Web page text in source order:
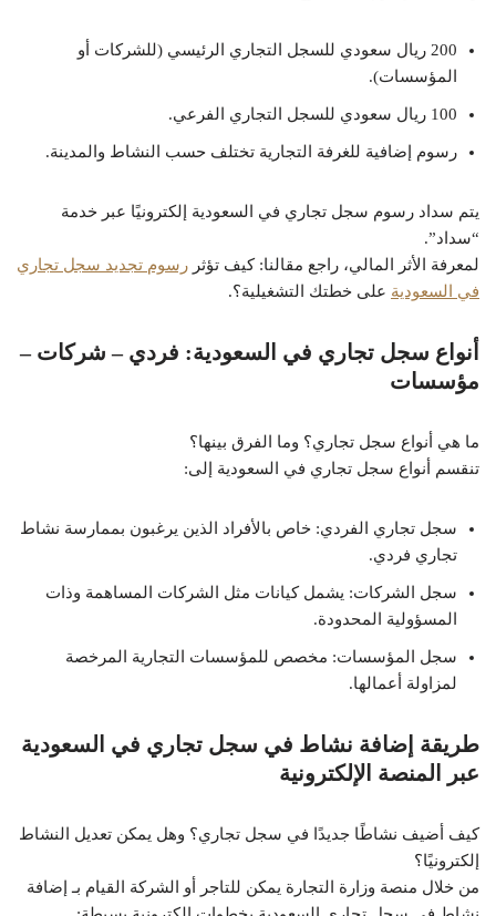
200 ريال سعودي للسجل التجاري الرئيسي (للشركات أو
المؤسسات).
100 ريال سعودي للسجل التجاري الفرعي.
رسوم إضافية للغرفة التجارية تختلف حسب النشاط والمدينة.
يتم سداد رسوم سجل تجاري في السعودية إلكترونيًا عبر خدمة
“سداد”.
لمعرفة الأثر المالي، راجع مقالنا: كيف تؤثر رسوم تجديد سجل تجاري
في السعودية على خطتك التشغيلية؟.
أنواع سجل تجاري في السعودية: فردي – شركات –
مؤسسات
ما هي أنواع سجل تجاري؟ وما الفرق بينها؟
تنقسم أنواع سجل تجاري في السعودية إلى:
سجل تجاري الفردي: خاص بالأفراد الذين يرغبون بممارسة نشاط
تجاري فردي.
سجل الشركات: يشمل كيانات مثل الشركات المساهمة وذات
المسؤولية المحدودة.
سجل المؤسسات: مخصص للمؤسسات التجارية المرخصة
لمزاولة أعمالها.
طريقة إضافة نشاط في سجل تجاري في السعودية
عبر المنصة الإلكترونية
كيف أضيف نشاطًا جديدًا في سجل تجاري؟ وهل يمكن تعديل النشاط
إلكترونيًا؟
من خلال منصة وزارة التجارة يمكن للتاجر أو الشركة القيام بـ إضافة